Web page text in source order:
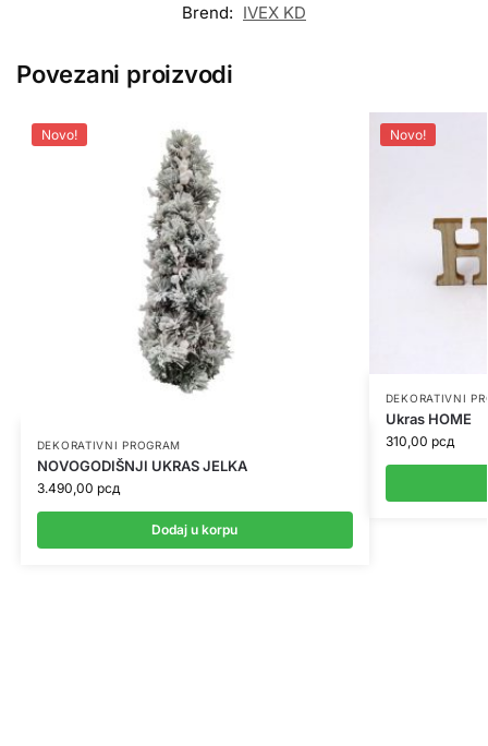
Brend: IVEX KD
Povezani proizvodi
Novo!
DEKORATIVNI PROGRAM
NOVOGODIŠNJI UKRAS JELKA
3.490,00 рсд
Dodaj u korpu
Novo!
DEKORATIVNI
Ukras HOME
310,00 рсд